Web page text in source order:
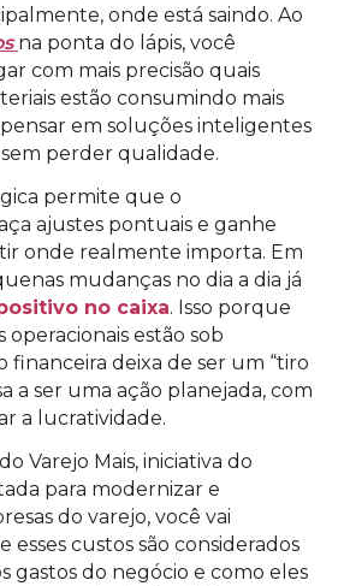
onde está saindo. Ao
na ponta do lápis, você
com mais precisão quais
estão consumindo mais
pensar em soluções inteligentes
perder qualidade.
permite que o
ajustes pontuais e ganhe
onde realmente importa. Em
mudanças no dia a dia já
no caixa. Isso porque
estão sob
financeira deixa de ser um “tiro
a ser uma ação planejada, com
a lucratividade.
Varejo Mais, iniciativa do
para modernizar e
do varejo, você vai
custos são considerados
gastos do negócio e como eles